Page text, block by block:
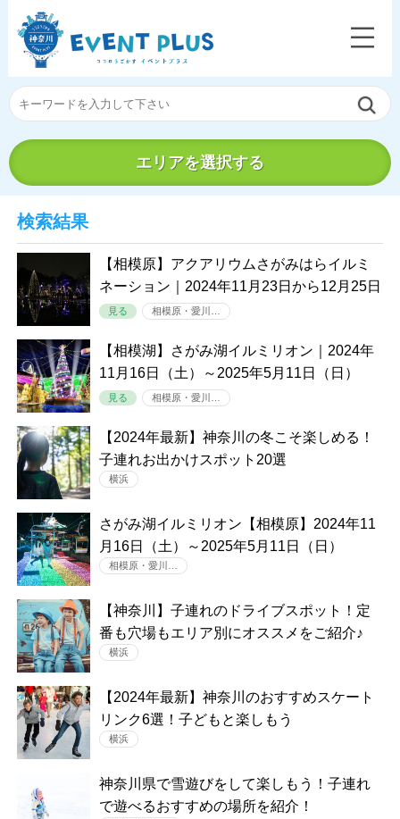
エリアを選択する
検索結果
【相模原】アクアリウムさがみはらイルミ
ネーション｜2024年11月23日から12月25日
見る 相模原・愛川…
【相模湖】さがみ湖イルミリオン｜2024年
11月16日（土）～2025年5月11日（日）
見る 相模原・愛川…
【2024年最新】神奈川の冬こそ楽しめる！
子連れお出かけスポット20選
横浜
さがみ湖イルミリオン【相模原】2024年11
月16日（土）～2025年5月11日（日）
相模原・愛川…
【神奈川】子連れのドライブスポット！定
番も穴場もエリア別にオススメをご紹介♪
横浜
【2024年最新】神奈川のおすすめスケート
リンク6選！子どもと楽しもう
横浜
神奈川県で雪遊びをして楽しもう！子連れ
で遊べるおすすめの場所を紹介！